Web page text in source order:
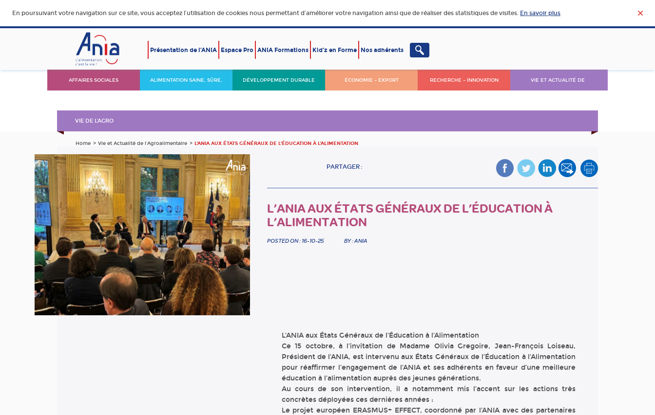
En poursuivant votre navigation sur ce site, vous acceptez l’utilisation de cookies nous permettant d’améliorer votre navigation ainsi que de réaliser des statistiques de visites. En savoir plus
Présentation de l’ANIA Espace Pro ANIA Formations Kid’z en Forme Nos adhérents
AFFAIRES SOCIALES ALIMENTATION SAINE, SÛRE, DÉVELOPPEMENT DURABLE ÉCONOMIE – EXPORT RECHERCHE – INNOVATION VIE ET ACTUALITÉ DE
VIE DE L’AGRO
Home Vie et Actualité de l'Agroalimentaire L’ANIA AUX ÉTATS GÉNÉRAUX DE L’ÉDUCATION À L’ALIMENTATION
PARTAGER :
L’ANIA AUX ÉTATS GÉNÉRAUX DE L’ÉDUCATION À
L’ALIMENTATION
POSTED ON : 16-10-25 BY : ANIA
L’ANIA aux États Généraux de l’Éducation à l’Alimentation
Ce 15 octobre, à l’invitation de Madame Olivia Gregoire, Jean-François Loiseau,
Président de l’ANIA, est intervenu aux États Généraux de l’Éducation à l’Alimentation
pour réaffirmer l’engagement de l’ANIA et ses adhérents en faveur d’une meilleure
éducation à l’alimentation auprès des jeunes générations.
Au cours de son intervention, il a notamment mis l’accent sur les actions très
concrètes déployées ces dernières années :
Le projet européen ERASMUS+ EFFECT, coordonné par l’ANIA avec des partenaires